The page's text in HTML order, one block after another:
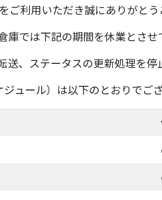
ご利用いただき誠にありがとう
では下記の期間を休業とさせ
、ステータスの更新処理を
ュール）は以下のとおりでござ